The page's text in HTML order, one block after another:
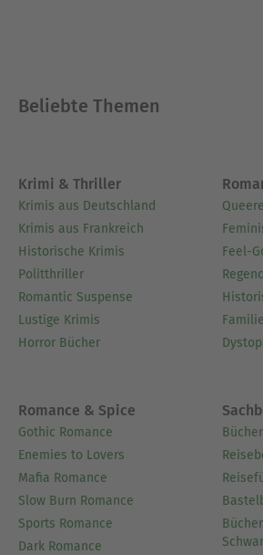
Beliebte Themen
Krimi & Thriller
Krimis aus Deutschland
Krimis aus Frankreich
Historische Krimis
Politthriller
Romantic Suspense
Lustige Krimis
Horror Bücher
Feel-
Romance & Spice
Gothic Romance
Enemies to Lovers
Mafia Romance
Slow Burn Romance
Sports Romance
Dark Romance